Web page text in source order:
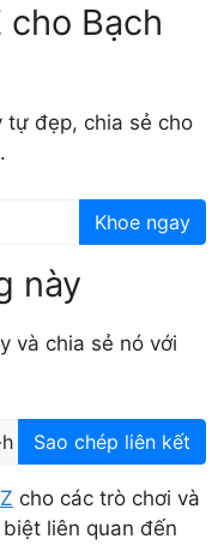
Bạch
tự đẹp, chia sẻ cho
Khoe ngay
này
và chia sẻ nó với
Sao chép liên kết
cho các trò chơi và
liên quan đến